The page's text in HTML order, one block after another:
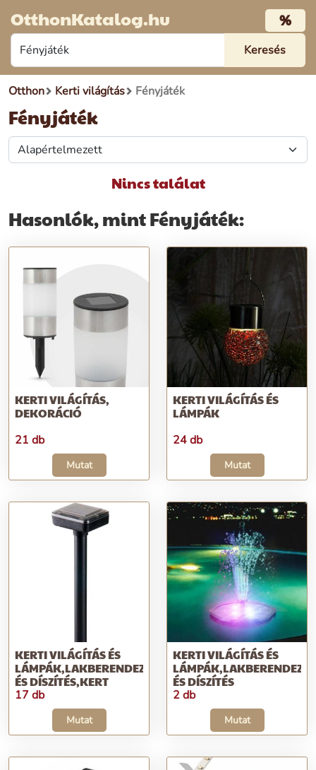
OtthonKatalog.hu %
Otthon Kerti világítás Fényjáték
Fényjáték
Nincs találat
Hasonlók, mint Fényjáték:
KERTI VILÁGÍTÁS,
DEKORÁCIÓ
21 db
Mutat
KERTI VILÁGÍTÁS ÉS
LÁMPÁK
24 db
Mutat
KERTI VILÁGÍTÁS ÉS
LÁMPÁK,LAKBERENDEZÉS
ÉS DÍSZÍTÉS,KERT
17 db
Mutat
KERTI VILÁGÍTÁS ÉS
LÁMPÁK,LAKBERENDEZÉS
ÉS DÍSZÍTÉS
2 db
Mutat